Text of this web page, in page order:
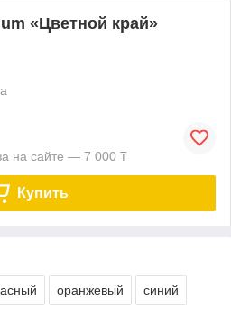
«Цветной край»
на сайте — 7 000 ₸
Купить
оранжевый синий